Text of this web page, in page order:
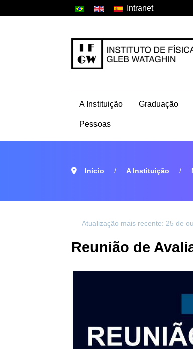
Intranet
A Instituição Graduação
Pessoas
Início A Instituição
Atualização mais recente: 25 de
Reunião de